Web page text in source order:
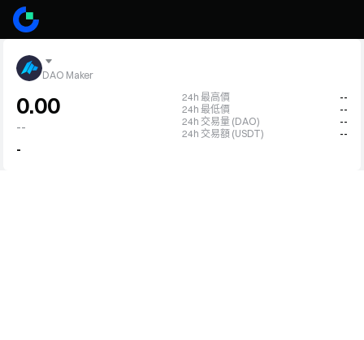
DAO Maker
0.00
--
-
24h 最高價
--
24h 最低價
--
24h 交易量 (DAO)
--
24h 交易額 (USDT)
--